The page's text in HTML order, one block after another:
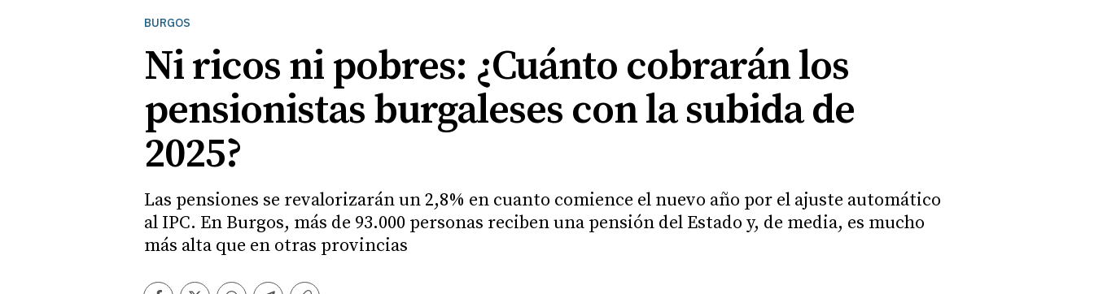
BURGOS
Ni ricos ni pobres: ¿Cuánto cobrarán los
pensionistas burgaleses con la subida de
2025?
Las pensiones se revalorizarán un 2,8% en cuanto comience el nuevo año por el ajuste automático
al IPC. En Burgos, más de 93.000 personas reciben una pensión del Estado y, de media, es mucho
más alta que en otras provincias